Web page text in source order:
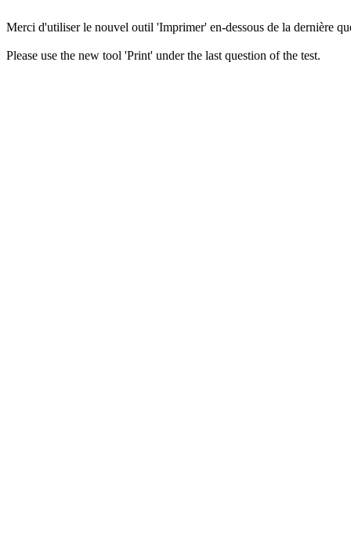
Merci d'utiliser le nouvel outil 'Imprimer' en-dessous de la dernière
Please use the new tool 'Print' under the last question of the test.